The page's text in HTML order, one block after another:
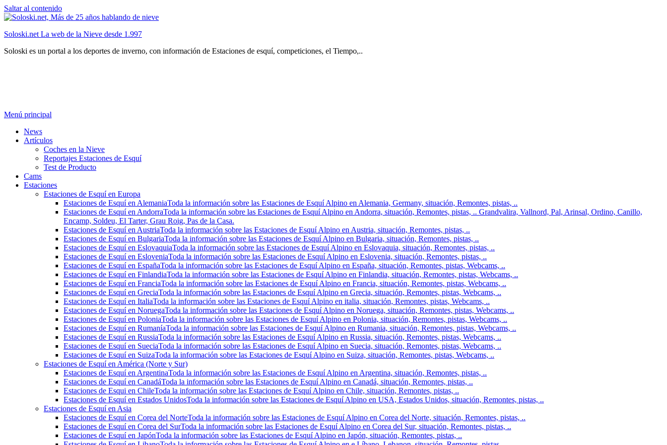
Saltar al contenido
Soloski.net La web de la Nieve desde 1.997
Soloski es un portal a los deportes de inverno, con información de Estaciones de esquí, competiciones, el Tiempo,..
Menú principal
News
Artículos
Coches en la Nieve
Reportajes Estaciones de Esquí
Test de Producto
Cams
Estaciones
Estaciones de Esquí en Europa
Estaciones de Esquí en AlemaniaToda la información sobre las Estaciones de Esquí Alpino en Alemania, Germany, situación, Remontes, pistas, ..
Estaciones de Esquí en AndorraToda la información sobre las Estaciones de Esquí Alpino en Andorra, situación, Remontes, pistas, .. Grandvalira, Vallnord, Pal, Arinsal, Ordino, Canillo,
Encamp, Soldeu, El Tarter, Grau Roig, Pas de la Casa.
Estaciones de Esquí en AustriaToda la información sobre las Estaciones de Esquí Alpino en Austria, situación, Remontes, pistas, ..
Estaciones de Esquí en BulgariaToda la información sobre las Estaciones de Esquí Alpino en Bulgaria, situación, Remontes, pistas, ..
Estaciones de Esquí en EslovaquiaToda la información sobre las Estaciones de Esquí Alpino en Eslovaquia, situación, Remontes, pistas, ..
Estaciones de Esquí en EsloveniaToda la información sobre las Estaciones de Esquí Alpino en Eslovenia, situación, Remontes, pistas, ..
Estaciones de Esquí en EspañaToda la información sobre las Estaciones de Esquí Alpino en España, situación, Remontes, pistas, Webcams, ..
Estaciones de Esquí en FinlandiaToda la información sobre las Estaciones de Esquí Alpino en Finlandia, situación, Remontes, pistas, Webcams, ..
Estaciones de Esquí en FranciaToda la información sobre las Estaciones de Esquí Alpino en Francia, situación, Remontes, pistas, Webcams, ..
Estaciones de Esquí en GreciaToda la información sobre las Estaciones de Esquí Alpino en Grecia, situación, Remontes, pistas, Webcams, ..
Estaciones de Esquí en ItaliaToda la información sobre las Estaciones de Esquí Alpino en italia, situación, Remontes, pistas, Webcams, ..
Estaciones de Esquí en NoruegaToda la información sobre las Estaciones de Esquí Alpino en Noruega, situación, Remontes, pistas, Webcams, ..
Estaciones de Esquí en PoloniaToda la información sobre las Estaciones de Esquí Alpino en Polonia, situación, Remontes, pistas, Webcams, ..
Estaciones de Esquí en RumaníaToda la información sobre las Estaciones de Esquí Alpino en Rumania, situación, Remontes, pistas, Webcams, ..
Estaciones de Esquí en RussiaToda la información sobre las Estaciones de Esquí Alpino en Russia, situación, Remontes, pistas, Webcams, ..
Estaciones de Esquí en SueciaToda la información sobre las Estaciones de Esquí Alpino en Suecia, situación, Remontes, pistas, Webcams, ..
Estaciones de Esquí en SuizaToda la información sobre las Estaciones de Esquí Alpino en Suiza, situación, Remontes, pistas, Webcams, ..
Estaciones de Esquí en América (Norte y Sur)
Estaciones de Esquí en ArgentinaToda la información sobre las Estaciones de Esquí Alpino en Argentina, situación, Remontes, pistas, ..
Estaciones de Esquí en CanadáToda la información sobre las Estaciones de Esquí Alpino en Canadá, situación, Remontes, pistas, ..
Estaciones de Esqui en ChileToda la información sobre las Estaciones de Esquí Alpino en Chile, situación, Remontes, pistas, ..
Estaciones de Esquí en Estados UnidosToda la información sobre las Estaciones de Esquí Alpino en USA, Estados Unidos, situación, Remontes, pistas, ..
Estaciones de Esquí en Asia
Estaciones de Esquí en Corea del NorteToda la información sobre las Estaciones de Esquí Alpino en Corea del Norte, situación, Remontes, pistas, ..
Estaciones de Esquí en Corea del SurToda la información sobre las Estaciones de Esquí Alpino en Corea del Sur, situación, Remontes, pistas, ..
Estaciones de Esquí en JapónToda la información sobre las Estaciones de Esquí Alpino en Japón, situación, Remontes, pistas, ..